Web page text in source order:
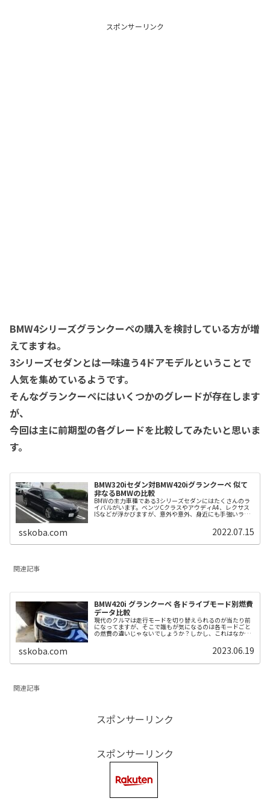
スポンサーリンク
BMW4シリーズグランクーペの購入を検討している方が増
えてますね。
3シリーズセダンとは一味違う4ドアモデルということで
人気を集めているようです。
そんなグランクーペにはいくつかのグレードが存在します
が、
今回は主に前期型の各グレードを比較してみたいと思いま
す。
BMW320iセダン対BMW420iグランクーペ 似て
非なるBMWの比較
BMWの主力車種である3シリーズセダンにはたくさんのラ
イバルがいます。ベンツCクラスやアウディA4、レクサス
ISなどが浮かびますが、意外や意外、身近にも手強いライ
sskoba.com 2022.07.15
関連記事
BMW420i グランクーペ 各ドライブモード別燃費
データ比較
現代のクルマは走行モードを切り替えられるのが当たり前
になってますが、そこで誰もが気になるのは各モードごと
の燃費の違いじゃないでしょうか？しかし、これはなかな
sskoba.com 2023.06.19
関連記事
スポンサーリンク
スポンサーリンク